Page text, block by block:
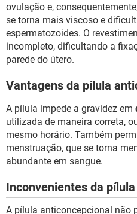
ovulação e,
se torna mais viscoso e
espermatozoides. O
incompleto, dificultando a
parede do útero.
Vantagens da pílula
A pílula impede a gravidez em
utilizada de maneira correta,
mesmo horário. Também
menstruação, que se torna
abundante em sangue.
Inconvenientes da
A pílula anticoncepcional não